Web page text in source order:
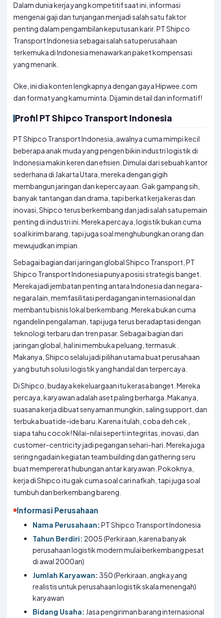
Dalam dunia kerja yang kompetitif saat ini, informasi
mengenai gaji dan tunjangan menjadi salah satu faktor
penting dalam pengambilan keputusan karir. PT Shipco
Transport Indonesia sebagai salah satu perusahaan
terkemuka di Indonesia menawarkan paket kompensasi
yang menarik.
Oke, ini dia konten lengkapnya dengan gaya Hipwee.com
dan format yang kamu minta. Dijamin detail dan informatif!
Profil PT Shipco Transport Indonesia
PT Shipco Transport Indonesia, awalnya cuma mimpi kecil
beberapa anak muda yang pengen bikin industri logistik di
Indonesia makin keren dan efisien. Dimulai dari sebuah kantor
sederhana di Jakarta Utara, mereka dengan gigih
membangun jaringan dan kepercayaan. Gak gampang sih,
banyak tantangan dan drama, tapi berkat kerja keras dan
inovasi, Shipco terus berkembang dan jadi salah satu pemain
penting di industri ini. Mereka percaya, logistik bukan cuma
soal kirim barang, tapi juga soal menghubungkan orang dan
mewujudkan impian.
Sebagai bagian dari jaringan global Shipco Transport, PT
Shipco Transport Indonesia punya posisi strategis banget.
Mereka jadi jembatan penting antara Indonesia dan negara-
negara lain, memfasilitasi perdagangan internasional dan
membantu bisnis lokal berkembang. Mereka bukan cuma
ngandelin pengalaman, tapi juga terus beradaptasi dengan
teknologi terbaru dan tren pasar. Sebagai bagian dari
jaringan global, hal ini membuka peluang, termasuk
Makanya, Shipco selalu jadi pilihan utama buat perusahaan
yang butuh solusi logistik yang handal dan terpercaya.
Di Shipco, budaya kekeluargaan itu kerasa banget. Mereka
percaya, karyawan adalah aset paling berharga. Makanya,
suasana kerja dibuat senyaman mungkin, saling support, dan
terbuka buat ide-ide baru. Karena itulah, coba deh cek
siapa tahu cocok! Nilai-nilai seperti integritas, inovasi, dan
customer-centricity jadi pegangan sehari-hari. Mereka juga
sering ngadain kegiatan team building dan gathering seru
buat mempererat hubungan antar karyawan. Pokoknya,
kerja di Shipco itu gak cuma soal cari nafkah, tapi juga soal
tumbuh dan berkembang bareng.
Informasi Perusahaan
Nama Perusahaan: PT Shipco Transport Indonesia
Tahun Berdiri: 2005 (Perkiraan, karena banyak
perusahaan logistik modern mulai berkembang pesat
di awal 2000an)
Jumlah Karyawan: 350 (Perkiraan, angka yang
realistis untuk perusahaan logistik skala menengah)
karyawan
Bidang Usaha: Jasa pengiriman barang internasional